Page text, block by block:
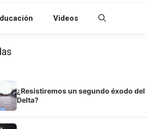
Videos
¿Resistiremos un segundo éxodo del
Delta?